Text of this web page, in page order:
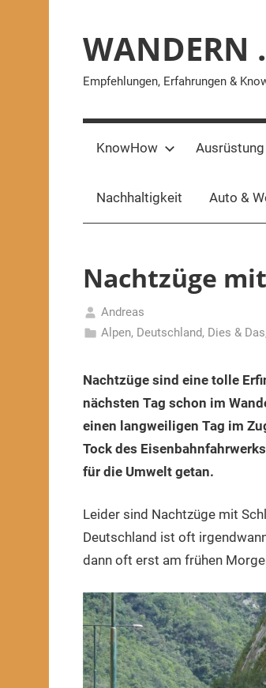
WANDERN
Empfehlungen, Erfahrungen &
KnowHow Ausrüstung
Nachhaltigkeit Auto &
Nachtzüge
9.
2020
Andreas
Alpen, Deutschland, Dies & Das
Nachtzüge sind eine tolle
nächsten Tag schon im
einen langweiligen Tag im
Tock des
für die Umwelt getan.
Leider sind Nachtzüge mit
Deutschland ist oft
dann oft erst am frühen